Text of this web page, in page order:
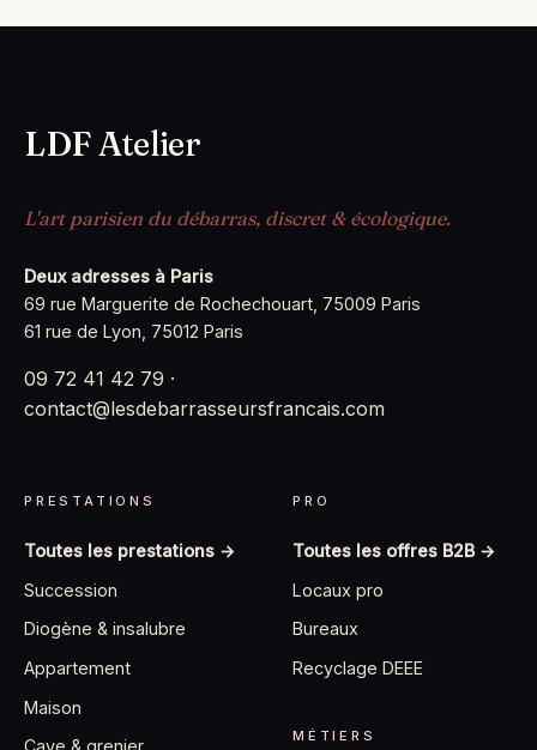
LDF Atelier
L'art parisien du débarras, discret & écologique.
Deux adresses à Paris
69 rue Marguerite de Rochechouart, 75009 Paris
61 rue de Lyon, 75012 Paris
09 72 41 42 79 ·
contact@lesdebarrasseursfrancais.com
PRESTATIONS
Toutes les prestations →
Succession
Diogène & insalubre
Appartement
Maison
PRO
Toutes les offres B2B →
Locaux pro
Bureaux
Recyclage DEEE
MÉTIERS